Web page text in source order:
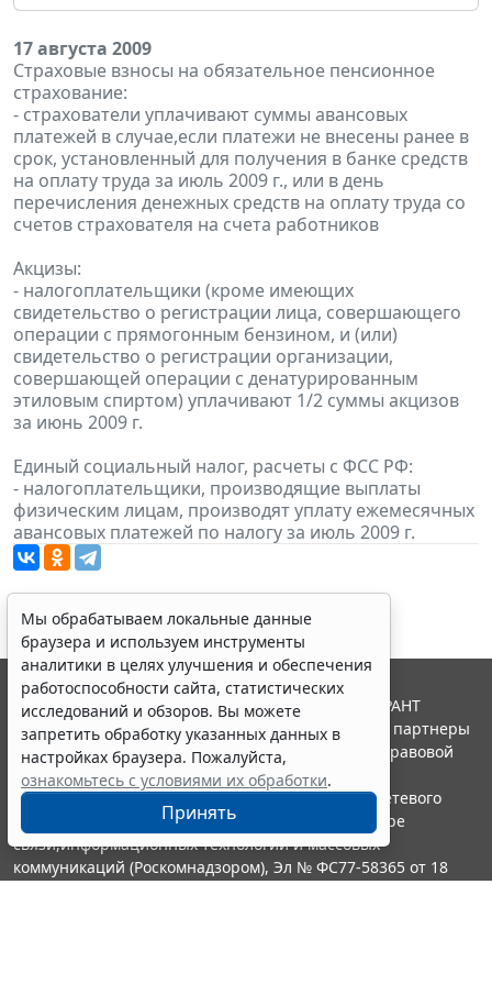
17 августа 2009
Страховые взносы на обязательное пенсионное
страхование:
- страхователи уплачивают суммы авансовых
платежей в случае,если платежи не внесены ранее в
срок, установленный для получения в банке средств
на оплату труда за июль 2009 г., или в день
перечисления денежных средств на оплату труда со
счетов страхователя на счета работников
Акцизы:
- налогоплательщики (кроме имеющих
свидетельство о регистрации лица, совершающего
операции с прямогонным бензином, и (или)
свидетельство о регистрации организации,
совершающей операции с денатурированным
этиловым спиртом) уплачивают 1/2 суммы акцизов
за июнь 2009 г.
Единый социальный налог, расчеты с ФСС РФ:
- налогоплательщики, производящие выплаты
физическим лицам, производят уплату ежемесячных
авансовых платежей по налогу за июль 2009 г.
Мы обрабатываем локальные данные
браузера и используем инструменты
аналитики в целях улучшения и обеспечения
работоспособности сайта, статистических
исследований и обзоров. Вы можете
запретить обработку указанных данных в
настройках браузера. Пожалуйста,
ознакомьтесь с условиями их обработки.
Принять
© ООО "НПП "ГАРАНТ-СЕРВИС", 2026. Система ГАРАНТ
выпускается с 1990 года. Компания "Гарант" и ее партнеры
являются участниками Российской ассоциации правовой
информации ГАРАНТ.
Портал ГАРАНТ.РУ зарегистрирован в качестве сетевого
издания Федеральной службой по надзору в сфере
связи,информационных технологий и массовых
коммуникаций (Роскомнадзором), Эл № ФС77-58365 от 18